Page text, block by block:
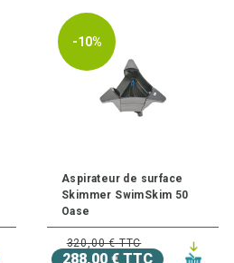
-10%
Aspirateur de surface
Skimmer SwimSkim 50
Oase
320,00 € TTC
288,00 € TTC